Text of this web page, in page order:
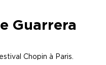
Guarrera
Chopin à Paris.